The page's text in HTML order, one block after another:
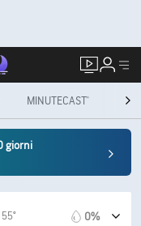
MINUTECAST®
giorni
0%